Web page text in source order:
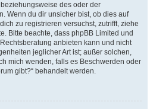
des oder der
Wenn du dir unsicher bist, ob dies auf
zu registrieren versuchst, zutrifft, ziehe
Bitte beachte, dass phpBB Limited und
anbieten kann und nicht
jeglicher Art ist; außer solchen,
mich wenden, falls es Beschwerden oder
gibt?“ behandelt werden.